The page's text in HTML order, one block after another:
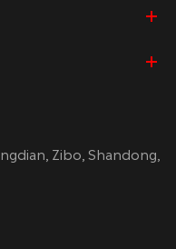
Zibo, Shandong,